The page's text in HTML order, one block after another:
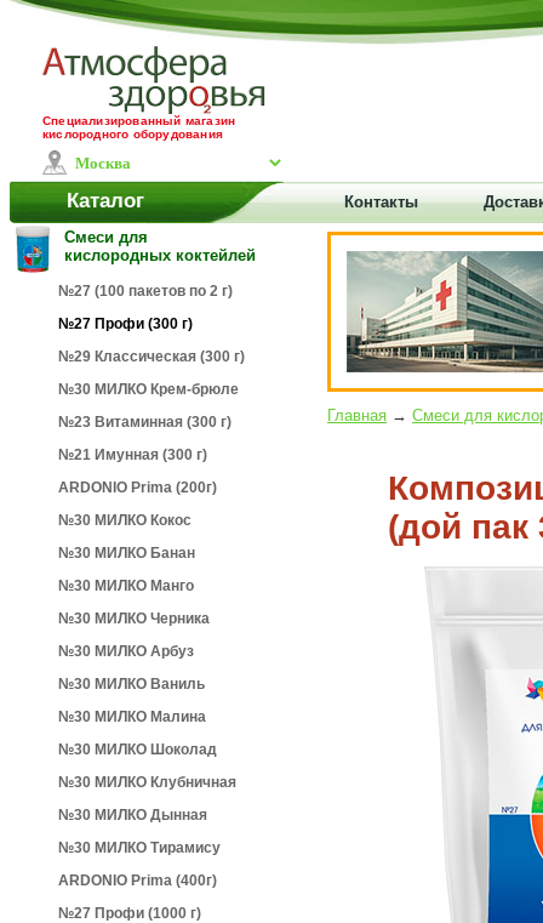
Специализированный магазин
кислородного оборудования
Каталог Контакты
Смеси для
кислородных коктейлей
№27 (100 пакетов по 2 г)
№27 Профи (300 г)
№29 Классическая (300 г)
№30 МИЛКО Крем-брюле
№23 Витаминная (300 г)
№21 Имунная (300 г)
ARDONIO Prima (200г)
№30 МИЛКО Кокос
№30 МИЛКО Банан
№30 МИЛКО Манго
№30 МИЛКО Черника
№30 МИЛКО Арбуз
№30 МИЛКО Ваниль
№30 МИЛКО Малина
№30 МИЛКО Шоколад
№30 МИЛКО Клубничная
№30 МИЛКО Дынная
№30 МИЛКО Тирамису
ARDONIO Prima (400г)
№27 Профи (1000 г)
Главная → Смеси для
(дой пак